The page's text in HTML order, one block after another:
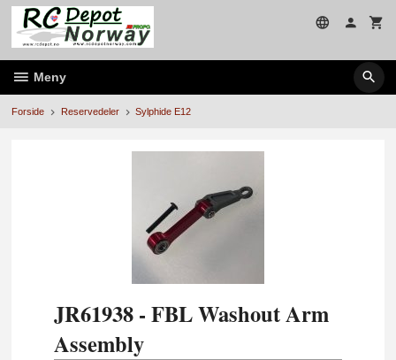
Gå
innholdet
Meny
Forside Reservedeler Sylphide E12
JR61938 - FBL Washout Arm
Assembly